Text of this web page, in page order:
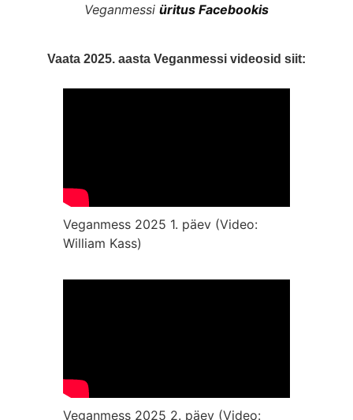
Veganmessi üritus Facebookis
Vaata 2025. aasta Veganmessi videosid siit:
Veganmess 2025 1. päev (Video:
William Kass)
Veganmess 2025 2. päev (Video: